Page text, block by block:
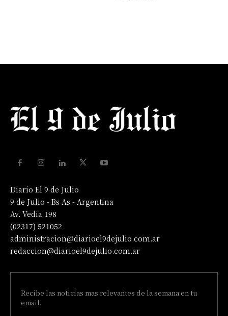
Diario El 9 de Julio
9 de Julio - Bs As - Argentina
Av. Vedia 198
(02317) 521052
administracion@diarioel9dejulio.com.ar
redaccion@diarioel9dejulio.com.ar
Recibe las noticias mas relevantes de la semana en tu
email.